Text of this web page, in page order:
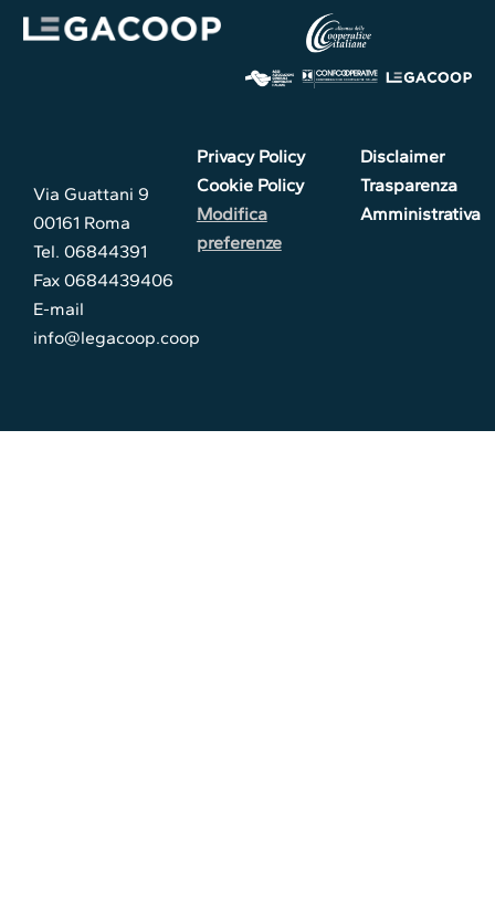
Via Guattani 9
00161 Roma
Tel. 06844391
Fax 0684439406
E-mail
info@legacoop.coop
Privacy Policy
Cookie Policy
Modifica
preferenze
Disclaimer
Trasparenza
Amministrativa